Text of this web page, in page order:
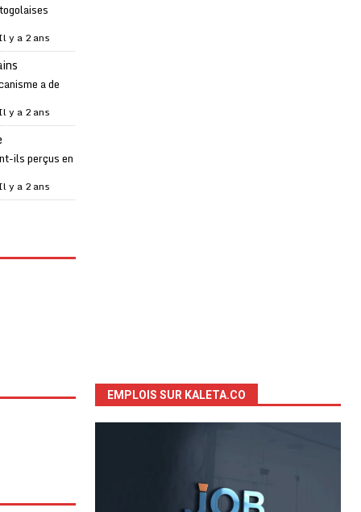
y a 2 ans
a de
y a 2 ans
ils perçus en
y a 2 ans
EMPLOIS SUR KALETA.CO